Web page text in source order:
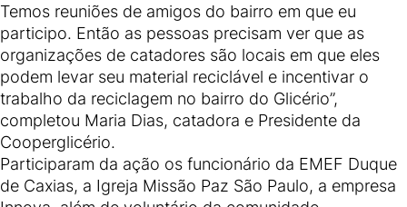
Temos reuniões de amigos do bairro em que eu
participo. Então as pessoas precisam ver que as
organizações de catadores são locais em que eles
podem levar seu material reciclável e incentivar o
trabalho da reciclagem no bairro do Glicério”,
completou Maria Dias, catadora e Presidente da
Cooperglicério.
Participaram da ação os funcionário da EMEF Duque
de Caxias, a Igreja Missão Paz São Paulo, a empresa